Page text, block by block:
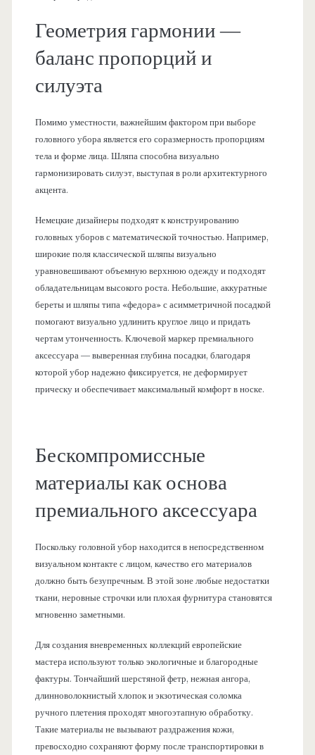
Геометрия гармонии —
баланс пропорций и
силуэта
Помимо уместности, важнейшим фактором при выборе
головного убора является его соразмерность пропорциям
тела и форме лица. Шляпа способна визуально
гармонизировать силуэт, выступая в роли архитектурного
акцента.
Немецкие дизайнеры подходят к конструированию
головных уборов с математической точностью. Например,
широкие поля классической шляпы визуально
уравновешивают объемную верхнюю одежду и подходят
обладательницам высокого роста. Небольшие, аккуратные
береты и шляпы типа «федора» с асимметричной посадкой
помогают визуально удлинить круглое лицо и придать
чертам утонченность. Ключевой маркер премиального
аксессуара — выверенная глубина посадки, благодаря
которой убор надежно фиксируется, не деформирует
прическу и обеспечивает максимальный комфорт в носке.
Бескомпромиссные
материалы как основа
премиального аксессуара
Поскольку головной убор находится в непосредственном
визуальном контакте с лицом, качество его материалов
должно быть безупречным. В этой зоне любые недостатки
ткани, неровные строчки или плохая фурнитура становятся
мгновенно заметными.
Для создания вневременных коллекций европейские
мастера используют только экологичные и благородные
фактуры. Тончайший шерстяной фетр, нежная ангора,
длинноволокнистый хлопок и экзотическая соломка
ручного плетения проходят многоэтапную обработку.
Такие материалы не вызывают раздражения кожи,
превосходно сохраняют форму после транспортировки в